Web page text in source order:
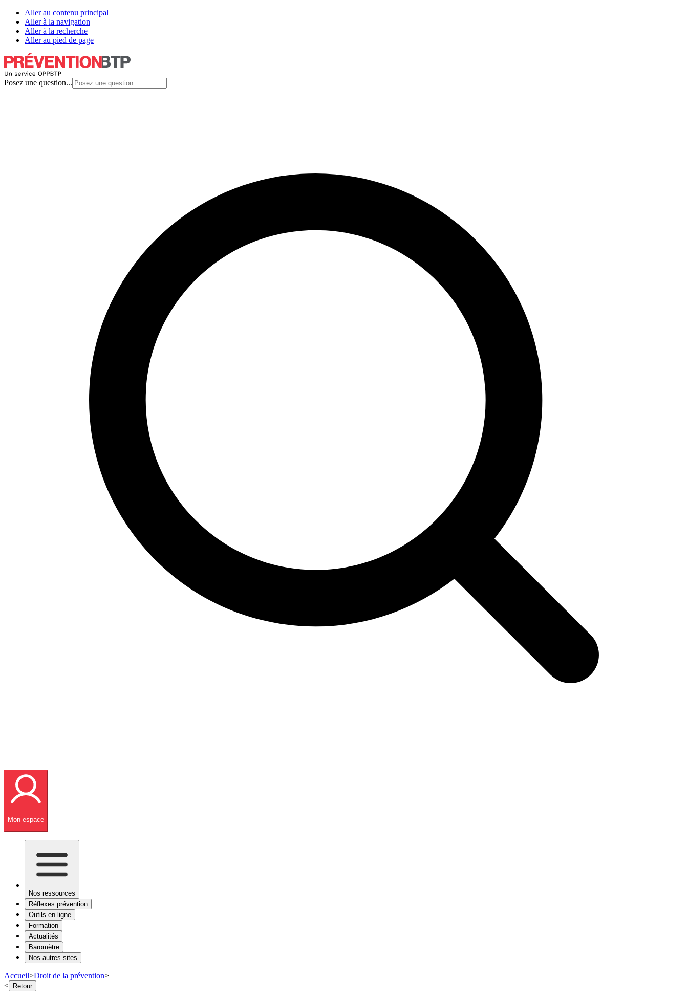
Aller au contenu principal
Aller à la navigation
Aller à la recherche
Aller au pied de page
Posez une question...
Mon espace
Nos ressources
Réflexes prévention
Outils en ligne
Formation
Actualités
Baromètre
Nos autres sites
Accueil>Droit de la prévention>
< Retour